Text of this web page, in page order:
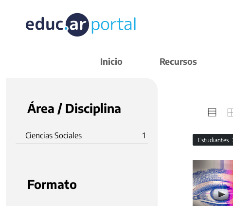
Inicio Recursos
Área / Disciplina
Ciencias Sociales 1
Formato
Estudiantes